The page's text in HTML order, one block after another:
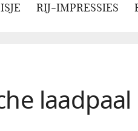
RIJ-IMPRESSIES